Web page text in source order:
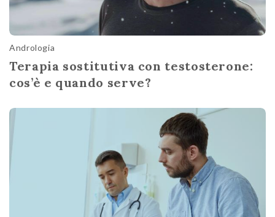
Andrologia
Terapia sostitutiva con testosterone:
cos’è e quando serve?